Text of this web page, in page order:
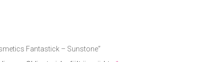
Fantastick – Sunstone”